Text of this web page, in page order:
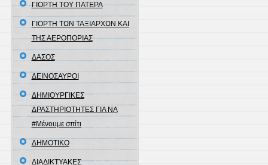
ΓΙΟΡΤΗ ΤΟΥ ΠΑΤΕΡΑ
ΓΙΟΡΤΗ ΤΩΝ ΤΑΞΙΑΡΧΩΝ ΚΑΙ
ΤΗΣ ΑΕΡΟΠΟΡΙΑΣ
ΔΑΣΟΣ
ΔΕΙΝΟΣΑΥΡΟΙ
ΔΗΜΙΟΥΡΓΙΚΕΣ
ΔΡΑΣΤΗΡΙΟΤΗΤΕΣ ΓΙΑ ΝΑ
#Μένουμε σπίτι
ΔΗΜΟΤΙΚΟ
ΔΙΑΔΙΚΤΥΑΚΕΣ